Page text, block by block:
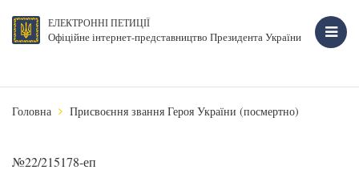
ЕЛЕКТРОННІ ПЕТИЦІЇ
Офіційне інтернет-представництво Президента України
Головна Присвоєння звання Героя України (посмертно)
№22/215178-еп